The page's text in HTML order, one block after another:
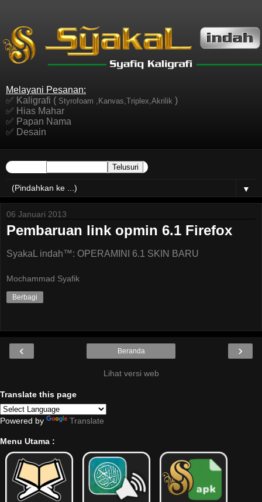
Melayani Pesanan:
✅ Kaligrafi ( Styrofoam ,Kanvas,Triplex,Akrilik )
✅ Hias Mahar
✅ Papan Nama
✅ Desain
▼
06 Januari 2013
Pembaruan link opmin 6.1 Firefox
SyakaL indah™: OPERAMINI 6.1 SKIN BARU
Mochammad Syafik
Berbagi
‹ ›
Beranda
Lihat versi web
Translate this page
Powered by Translate
Menu Utama :